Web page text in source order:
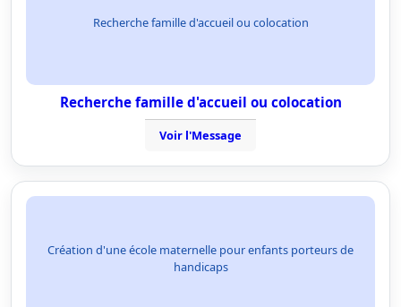
Recherche famille d'accueil ou colocation
Recherche famille d'accueil ou colocation
Voir l'Message
Création d'une école maternelle pour enfants porteurs de
handicaps